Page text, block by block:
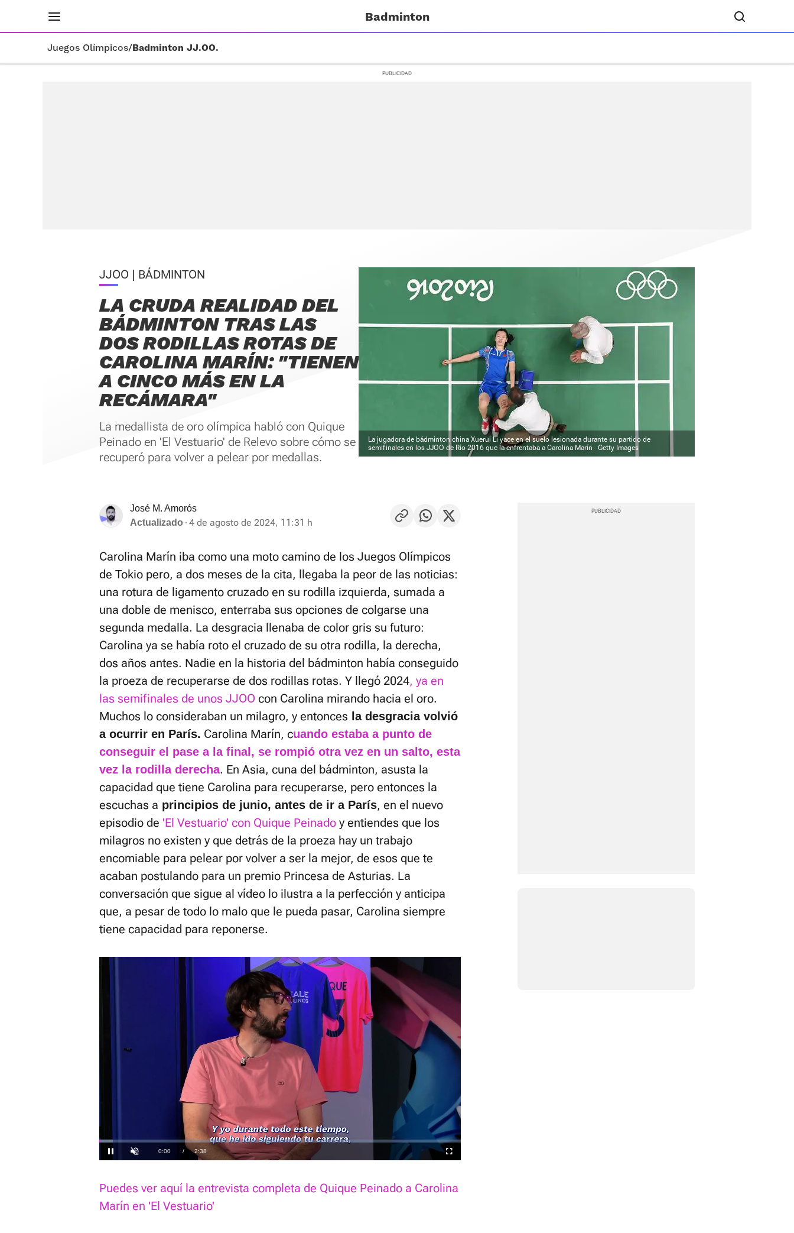
Badminton
Juegos Olímpicos/Badminton JJ.OO.
JJOO | BÁDMINTON
LA CRUDA REALIDAD DEL
BÁDMINTON TRAS LAS
DOS RODILLAS ROTAS DE
CAROLINA MARÍN: "TIENEN
A CINCO MÁS EN LA
RECÁMARA"
La medallista de oro olímpica habló con Quique
Peinado en 'El Vestuario' de Relevo sobre cómo se
recuperó para volver a pelear por medallas.
La jugadora de bádminton china Xuerui Li yace en el suelo lesionada durante su partido de
semifinales en los JJOO de Río 2016 que la enfrentaba a Carolina Marín
Getty Images
José M. Amorós
Actualizado
4 de agosto de 2024, 11:31 h
Carolina Marín iba como una moto camino de los Juegos Olímpicos
de Tokio pero, a dos meses de la cita, llegaba la peor de las noticias:
una rotura de ligamento cruzado en su rodilla izquierda, sumada a
una doble de menisco, enterraba sus opciones de colgarse una
segunda medalla. La desgracia llenaba de color gris su futuro:
Carolina ya se había roto el cruzado de su otra rodilla, la derecha,
dos años antes. Nadie en la historia del bádminton había conseguido
la proeza de recuperarse de dos rodillas rotas. Y llegó 2024, ya en
las semifinales de unos JJOO con Carolina mirando hacia el oro.
Muchos lo consideraban un milagro, y entonces la desgracia volvió
a ocurrir en París. Carolina Marín, cuando estaba a punto de
conseguir el pase a la final, se rompió otra vez en un salto, esta
vez la rodilla derecha. En Asia, cuna del bádminton, asusta la
capacidad que tiene Carolina para recuperarse, pero entonces la
escuchas a principios de junio, antes de ir a París, en el nuevo
episodio de 'El Vestuario' con Quique Peinado y entiendes que los
milagros no existen y que detrás de la proeza hay un trabajo
encomiable para pelear por volver a ser la mejor, de esos que te
acaban postulando para un premio Princesa de Asturias. La
conversación que sigue al vídeo lo ilustra a la perfección y anticipa
que, a pesar de todo lo malo que le pueda pasar, Carolina siempre
tiene capacidad para reponerse.
Pausa Unmute Current
0:01 / Duration
2:38
Loaded:
3.79%
Fullscreen
El sonido está silenciado, puedes
activarlo desde la barra de control
Puedes ver aquí la entrevista completa de Quique Peinado a Carolina
Marín en 'El Vestuario'